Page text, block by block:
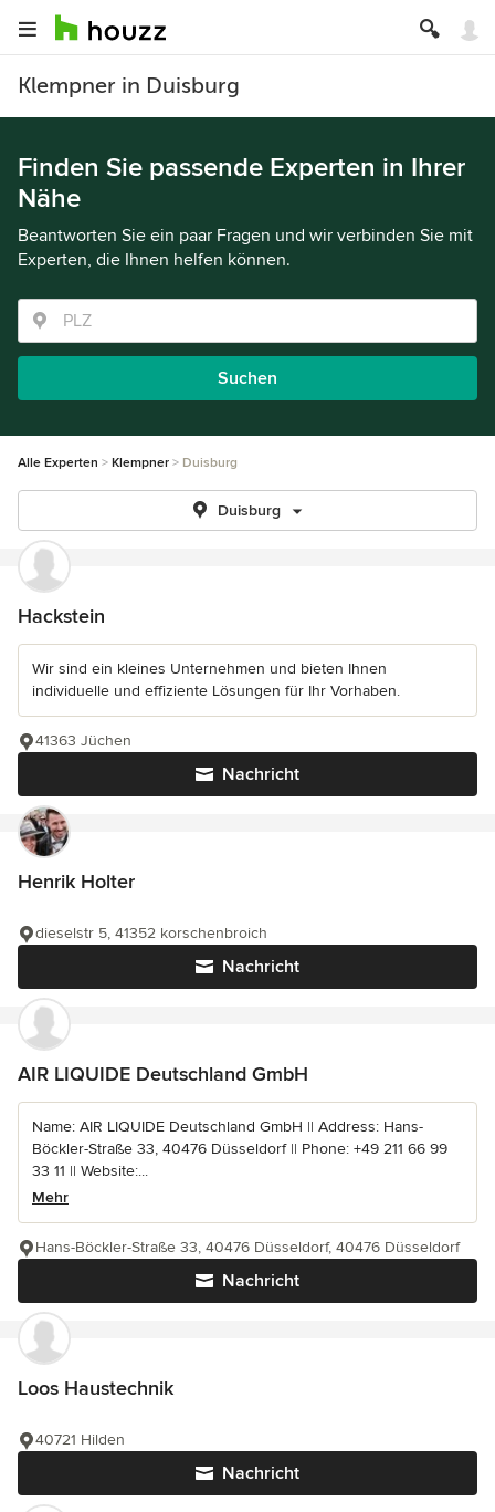
Klempner in Duisburg
Finden Sie passende Experten in Ihrer
Nähe
Beantworten Sie ein paar Fragen und wir verbinden Sie mit
Experten, die Ihnen helfen können.
Suchen
Alle Experten Klempner Duisburg
Duisburg
Hackstein
Wir sind ein kleines Unternehmen und bieten Ihnen
individuelle und effiziente Lösungen für Ihr Vorhaben.
Nachricht
41363 Jüchen
Henrik Holter
Nachricht
dieselstr 5, 41352 korschenbroich
AIR LIQUIDE Deutschland GmbH
Name: AIR LIQUIDE Deutschland GmbH || Address: Hans-
Böckler-Straße 33, 40476 Düsseldorf || Phone: +49 211 66 99
33 11 || Website:...
Mehr
Nachricht
Hans-Böckler-Straße 33, 40476 Düsseldorf, 40476 Düsseldorf
Loos Haustechnik
Nachricht
40721 Hilden